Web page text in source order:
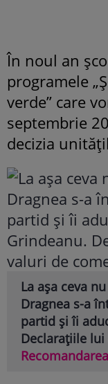
În noul an
programele
verde” care
septembrie
decizia
La așa ceva
Dragnea s-a
partid și îi
Declarațiile